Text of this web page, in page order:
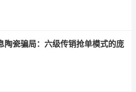
陶瓷骗局：六级传销抢单模式的庞